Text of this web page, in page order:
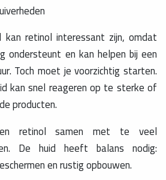
kan retinol interessant zijn, omdat
ondersteunt en kan helpen bij een
Toch moet je voorzichtig starten.
kan snel reageren op te sterke of
producten.
retinol samen met te veel
De huid heeft balans nodig:
en rustig opbouwen.